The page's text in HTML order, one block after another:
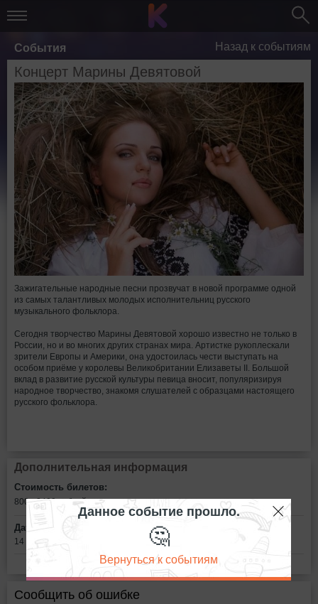
События Назад к событиям
Концерт Марины Девятовой
Зажигательные народные песни прозвучат в новой программе одной
из самых талантливых молодых исполнительниц русского
музыкального фольклора.
Сегодня творчество Марины Девятовой хорошо известно не только в
России, но и во многих других странах мира. Артистке рукоплескали
зрители Европы и Америки, она удостоилась чести выступать на
особом приёме у королевы Великобритании Елизаветы II. Большой
вклад в развитие русской культуры певица вносит, популяризируя
народное творчество, знакомя слушателей с образцами настоящего
русского фольклора.
Дополнительная информация
Стоимость билетов:
800 - 2400рублей
Дата:
14 февраля в 18:30
Сообщить об ошибке
Данное событие прошло.
🤔
Вернуться к событиям